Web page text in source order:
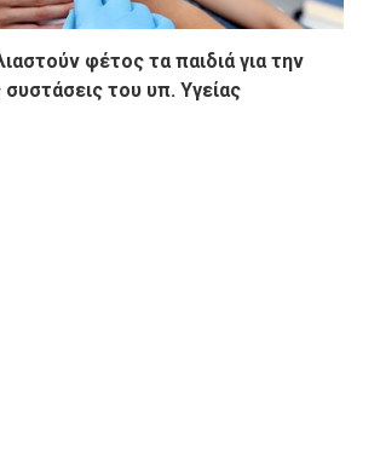
φέτος τα παιδιά για την
συστάσεις του υπ. Υγείας